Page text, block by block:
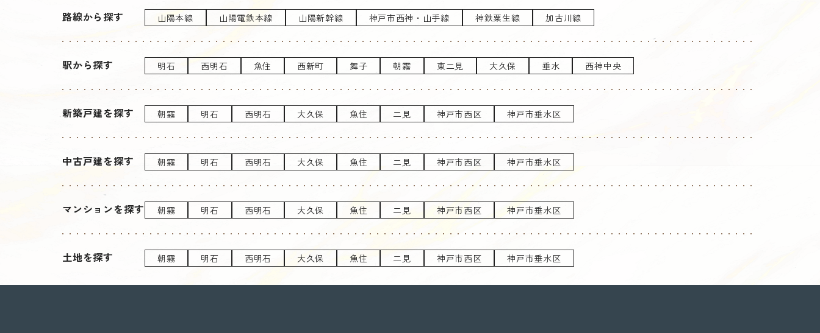
路線から探す 山陽本線 山陽電鉄本線 山陽新幹線 神戸市西神・山手線 神鉄粟生線 加古川線
駅から探す 明石 西明石 魚住 西新町 舞子 朝霧 東二見 大久保 垂水 西神中央
新築戸建を探す 朝霧 明石 西明石 大久保 魚住 二見 神戸市西区 神戸市垂水区
中古戸建を探す 朝霧 明石 西明石 大久保 魚住 二見 神戸市西区 神戸市垂水区
マンションを探す 朝霧 明石 西明石 大久保 魚住 二見 神戸市西区 神戸市垂水区
土地を探す 朝霧 明石 西明石 大久保 魚住 二見 神戸市西区 神戸市垂水区